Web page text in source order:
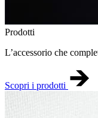
Prodotti
L’accessorio che
Scopri i prodotti